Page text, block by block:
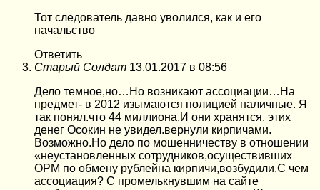
Тот следователь давно уволился, как и его
начальство
Ответить
Старый Солдат 13.01.2017 в 08:56
Дело темное,но…Но возникают ассоциации…На
предмет- в 2012 изымаются полицией наличные. Я
так понял.что 44 миллиона.И они хранятся. этих
денег Осокин не увидел.вернули кирпичами.
Возможно.Но дело по мошенничеству в отношении
«неустановленных сотрудников,осуществивших
ОРМ по обмену рублейна кирпичи,возбудили.С чем
ассоциация? С промелькнувшим на сайте